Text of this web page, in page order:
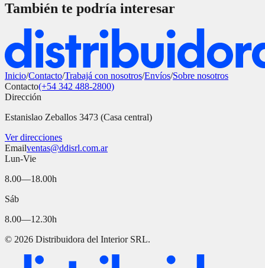
También te podría interesar
Inicio/Contacto/Trabajá con nosotros/Envíos/Sobre nosotros
Contacto(+54 342 488-2800)
Dirección
Estanislao Zeballos 3473 (Casa central)
Ver direcciones
Emailventas@ddisrl.com.ar
Lun-Vie
8.00—18.00h
Sáb
8.00—12.30h
© 2026 Distribuidora del Interior SRL.